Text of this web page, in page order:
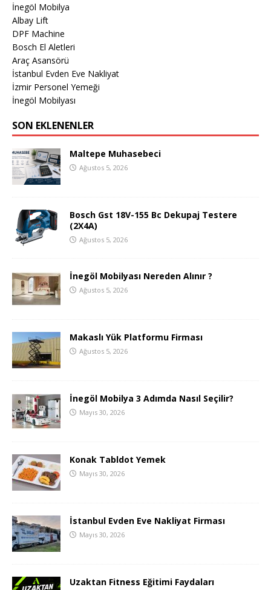
İnegöl Mobilya
Albay Lift
DPF Machine
Bosch El Aletleri
Araç Asansörü
İstanbul Evden Eve Nakliyat
İzmir Personel Yemeği
İnegöl Mobilyası
SON EKLENENLER
Maltepe Muhasebeci
Ağustos 5, 2026
Bosch Gst 18V-155 Bc Dekupaj Testere
(2X4A)
Ağustos 5, 2026
İnegöl Mobilyası Nereden Alınır ?
Ağustos 5, 2026
Makaslı Yük Platformu Firması
Ağustos 5, 2026
İnegöl Mobilya 3 Adımda Nasıl Seçilir?
Mayıs 30, 2026
Konak Tabldot Yemek
Mayıs 30, 2026
İstanbul Evden Eve Nakliyat Firması
Mayıs 30, 2026
Uzaktan Fitness Eğitimi Faydaları